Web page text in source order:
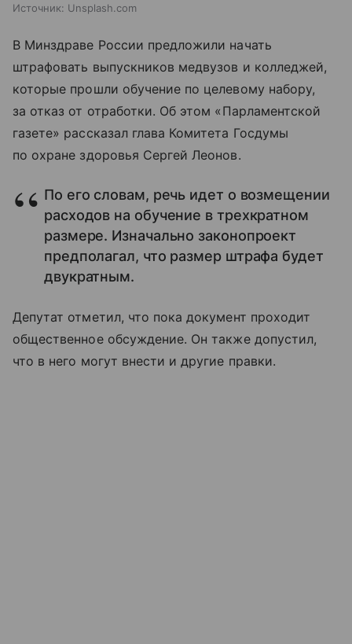
Источник: Unsplash.com
В Минздраве России предложили начать
штрафовать выпускников медвузов и колледжей,
которые прошли обучение по целевому набору,
за отказ от отработки. Об этом «Парламентской
газете» рассказал глава Комитета Госдумы
по охране здоровья Сергей Леонов.
По его словам, речь идет о возмещении
расходов на обучение в трехкратном
размере. Изначально законопроект
предполагал, что размер штрафа будет
двукратным.
Депутат отметил, что пока документ проходит
общественное обсуждение. Он также допустил,
что в него могут внести и другие правки.